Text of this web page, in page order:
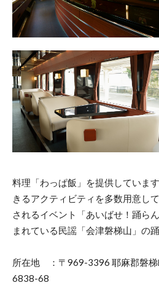
料理「わっぱ飯」を提供していま
きるアクティビティを多数用意し
されるイベント「あいばせ！踊ら
まれている民謡「会津磐梯山」の
所在地 ：〒969-3396 耶麻郡磐梯
6838-68